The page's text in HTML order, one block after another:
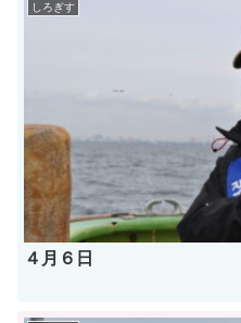
しろぎす
４月６日